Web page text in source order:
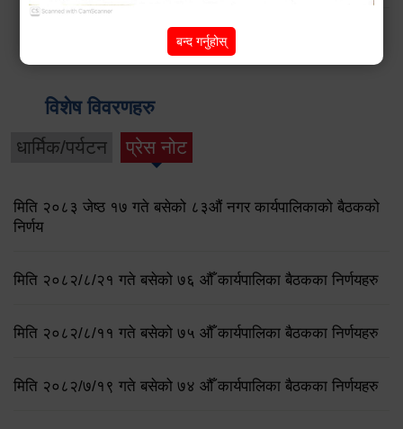
next ›
विशेष विवरणहरु
धार्मिक/पर्यटन प्रेस नोट
मिति २०८३ जेष्ठ १७ गते बसेको ८३औं नगर कार्यपालिकाको बैठकको
निर्णय
मिति २०८२/८/२१ गते बसेको ७६ औँ कार्यपालिका बैठकका निर्णयहरु
मिति २०८२/८/११ गते बसेको ७५ औँ कार्यपालिका बैठकका निर्णयहरु
मिति २०८२/७/१९ गते बसेको ७४ औँ कार्यपालिका बैठकका निर्णयहरु
बन्द गर्नुहोस्